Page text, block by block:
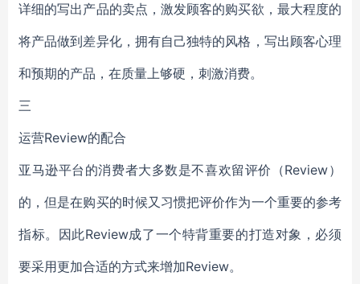
详细的写出产品的卖点，激发顾客的购买欲，最大程度的
将产品做到差异化，拥有自己独特的风格，写出顾客心理
和预期的产品，在质量上够硬，刺激消费。
三
运营Review的配合
亚马逊平台的消费者大多数是不喜欢留评价（Review）
的，但是在购买的时候又习惯把评价作为一个重要的参考
指标。因此Review成了一个特背重要的打造对象，必须
要采用更加合适的方式来增加Review。